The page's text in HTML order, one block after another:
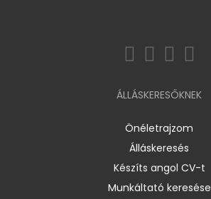
ÁLLÁSKERESŐKNEK
Önéletrajzom
Álláskeresés
Készíts angol CV-t
Munkáltató keresése